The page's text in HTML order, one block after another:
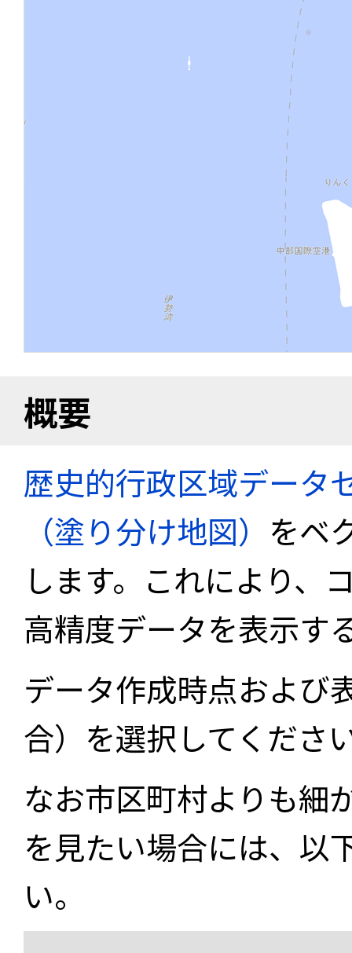
概要
歴史的行政区域データ
（塗り分け地図） をベ
します。これにより、
高精度データを表示す
データ作成時点および
合）を選択してくださ
なお市区町村よりも細
を見たい場合には、以
い。